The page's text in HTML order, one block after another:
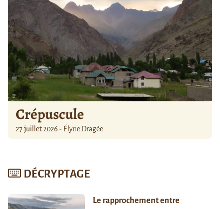
Crépuscule
27 juillet 2026 - Élyne Dragée
DÉCRYPTAGE
Le rapprochement entre